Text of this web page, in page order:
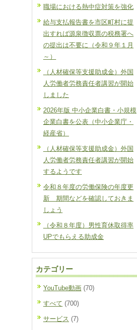
職場における熱中症対策を強化
給与支払報告書を市区町村に提
出すれば源泉徴収票の税務署へ
の提出は不要に（令和９年１月
～）
（人材確保等支援助成金）外国
人労働者労務責任者講習が開始
しました
2026年版 中小企業白書・小規模
企業白書を公表（中小企業庁・
経産省）
（人材確保等支援助成金）外国
人労働者労務責任者講習が開始
するようです
令和８年度の労働保険の年度更
新 期間などを確認しておきま
しょう
（令和８年度）男性育休取得率
UPでもらえる助成金
カテゴリー
YouTube動画 (70)
すべて (700)
サービス (7)